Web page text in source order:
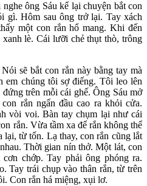
ông Sáu kể lại chuyện bắt con
gì. Hôm sau ông trở lại. Tay xách
một con rắn hổ mang. Khi đến
lè. Cái lưỡi chẻ thụt thò, trông
sẽ bắt con rắn này bằng tay mà
em chúng tôi sợ điếng. Tôi leo lên
trên mỗi cái ghế. Ông Sáu mở
rắn ngẩn đầu cao ra khỏi cửa.
vòi voi. Bàn tay chụm lại như cái
rắn. Vừa tầm xa để rắn không thể
lại, từ tốn. Lạ thay, con rắn cũng lắt
Thời gian nín thở. Một lát, con
chớp. Tay phải ông phóng ra.
Tay trái chụp vào thân rắn, từ trên
Con rắn há miệng, xụi lơ.